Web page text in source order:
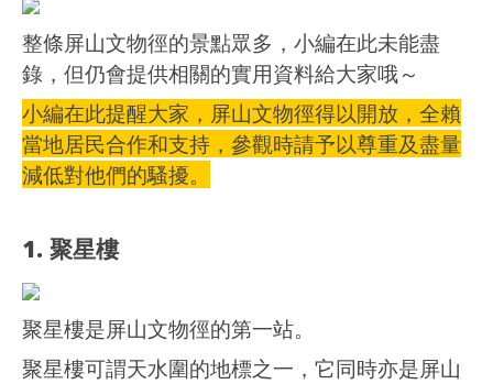
整條屏山文物徑的景點眾多，小編在此未能盡
錄，但仍會提供相關的實用資料給大家哦～
小編在此提醒大家，屏山文物徑得以開放，全賴
當地居民合作和支持，參觀時請予以尊重及盡量
減低對他們的騷擾。
1. 聚星樓
聚星樓是屏山文物徑的第一站。
聚星樓可謂天水圍的地標之一，它同時亦是屏山